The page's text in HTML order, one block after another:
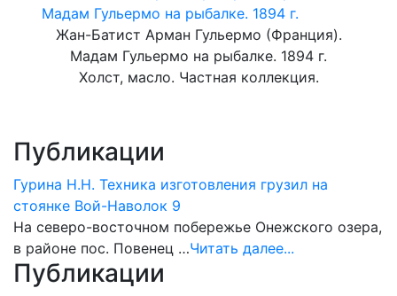
Жан-Батист Арман Гульермо (Франция).
Мадам Гульермо на рыбалке. 1894 г.
Холст, масло. Частная коллекция.
Публикации
Гурина Н.Н. Техника изготовления грузил на
стоянке Вой-Наволок 9
На северо-восточном побережье Онежского озера,
в районе пос. Пове­нец …Читать далее...
Публикации